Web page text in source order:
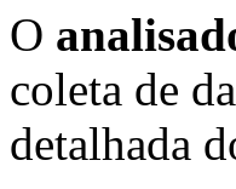
O
coleta de
detalhada